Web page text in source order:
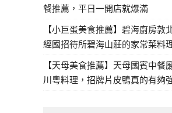
餐推薦，平日一開店就爆滿
【小巨蛋美食推薦】碧海廚房敦
經國招待所碧海山莊的家常菜料
【天母美食推薦】天母國賓中餐
川粵料理，招牌片皮鴨真的有夠